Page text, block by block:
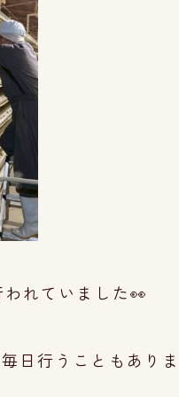
われていま した👀
毎日行うこともありま